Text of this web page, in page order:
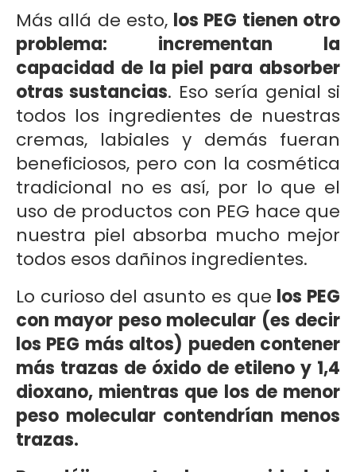
Más allá de esto, los PEG tienen otro
problema: incrementan la
capacidad de la piel para absorber
otras sustancias. Eso sería genial si
todos los ingredientes de nuestras
cremas, labiales y demás fueran
beneficiosos, pero con la cosmética
tradicional no es así, por lo que el
uso de productos con PEG hace que
nuestra piel absorba mucho mejor
todos esos dañinos ingredientes.
Lo curioso del asunto es que los PEG
con mayor peso molecular (es decir
los PEG más altos) pueden contener
más trazas de óxido de etileno y 1,4
dioxano, mientras que los de menor
peso molecular contendrían menos
trazas.